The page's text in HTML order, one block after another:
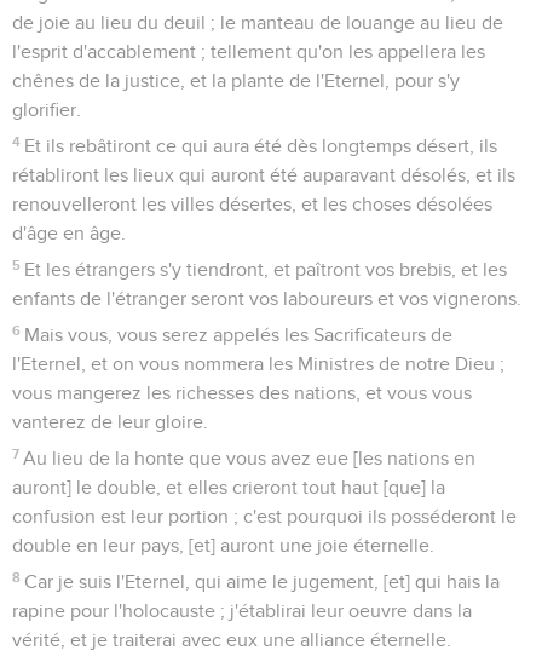
de joie au lieu du deuil ; le manteau de louange au lieu de
l'esprit d'accablement ; tellement qu'on les appellera les
chênes de la justice, et la plante de l'Eternel, pour s'y
glorifier.
4 Et ils rebâtiront ce qui aura été dès longtemps désert, ils
rétabliront les lieux qui auront été auparavant désolés, et ils
renouvelleront les villes désertes, et les choses désolées
d'âge en âge.
5 Et les étrangers s'y tiendront, et paîtront vos brebis, et les
enfants de l'étranger seront vos laboureurs et vos vignerons.
6 Mais vous, vous serez appelés les Sacrificateurs de
l'Eternel, et on vous nommera les Ministres de notre Dieu ;
vous mangerez les richesses des nations, et vous vous
vanterez de leur gloire.
7 Au lieu de la honte que vous avez eue [les nations en
auront] le double, et elles crieront tout haut [que] la
confusion est leur portion ; c'est pourquoi ils posséderont le
double en leur pays, [et] auront une joie éternelle.
8 Car je suis l'Eternel, qui aime le jugement, [et] qui hais la
rapine pour l'holocauste ; j'établirai leur oeuvre dans la
vérité, et je traiterai avec eux une alliance éternelle.